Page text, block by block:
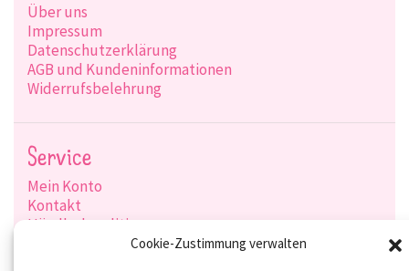
Cookie-Zustimmung verwalten
Über uns
Impressum
Datenschutzerklärung
AGB und Kundeninformationen
Widerrufsbelehrung
Service
Mein Konto
Kontakt
Händlerkonditionen